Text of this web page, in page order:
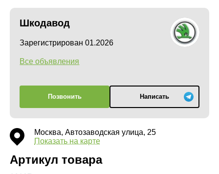
Шкодавод
Зарегистрирован 01.2026
Все объявления
Позвонить Написать
Москва, Автозаводская улица, 25
Показать на карте
Артикул товара